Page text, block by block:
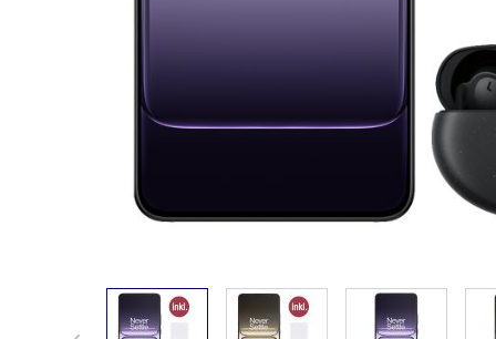
View larger imageView larger imageView larger